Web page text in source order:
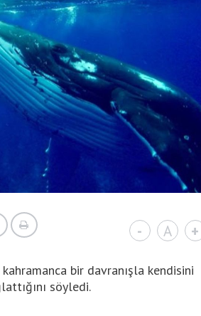
- A +
bir davranışla kendisini
söyledi.